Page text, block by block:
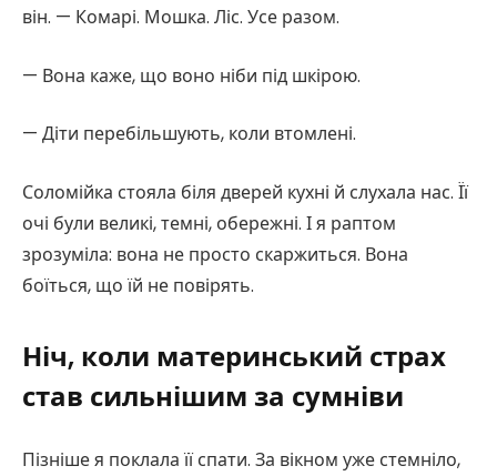
він. — Комарі. Мошка. Ліс. Усе разом.
— Вона каже, що воно ніби під шкірою.
— Діти перебільшують, коли втомлені.
Соломійка стояла біля дверей кухні й слухала нас. Її
очі були великі, темні, обережні. І я раптом
зрозуміла: вона не просто скаржиться. Вона
боїться, що їй не повірять.
Ніч, коли материнський страх
став сильнішим за сумніви
Пізніше я поклала її спати. За вікном уже стемніло,